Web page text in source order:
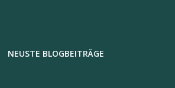
NEUSTE BLOGBEITRÄGE